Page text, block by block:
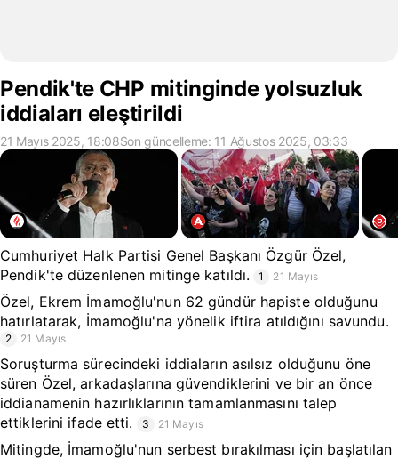
Pendik'te CHP mitinginde yolsuzluk
iddiaları eleştirildi
21 Mayıs 2025, 18:08Son güncelleme: 11 Ağustos 2025, 03:33
Cumhuriyet Halk Partisi Genel Başkanı Özgür Özel,
Pendik'te düzenlenen mitinge katıldı.
1 21 Mayıs
Özel, Ekrem İmamoğlu'nun 62 gündür hapiste olduğunu
hatırlatarak, İmamoğlu'na yönelik iftira atıldığını savundu.
2 21 Mayıs
Soruşturma sürecindeki iddiaların asılsız olduğunu öne
süren Özel, arkadaşlarına güvendiklerini ve bir an önce
iddianamenin hazırlıklarının tamamlanmasını talep
ettiklerini ifade etti.
3 21 Mayıs
Mitingde, İmamoğlu'nun serbest bırakılması için başlatılan